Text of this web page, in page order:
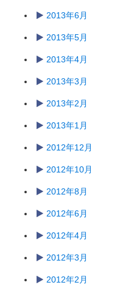
2013年6月
2013年5月
2013年4月
2013年3月
2013年2月
2013年1月
2012年12月
2012年10月
2012年8月
2012年6月
2012年4月
2012年3月
2012年2月